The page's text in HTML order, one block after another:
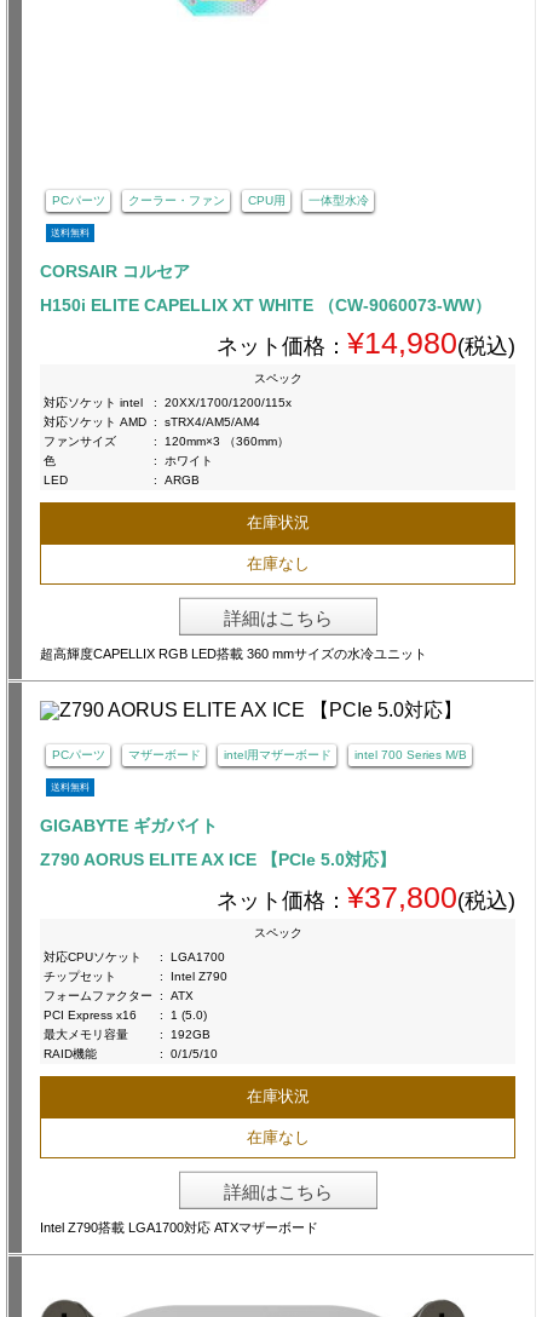
PCパーツ クーラー・ファン CPU用 一体型水冷
送料無料
CORSAIR コルセア
H150i ELITE CAPELLIX XT WHITE （CW-9060073-WW）
ネット価格： ¥14,980(税込)
スペック
対応ソケット intel
:
20XX/1700/1200/115x
対応ソケット AMD :
sTRX4/AM5/AM4
ファンサイズ
:
120mm×3 （360mm）
色
:
ホワイト
LED
: ARGB
在庫状況
在庫なし
詳細はこちら
超高輝度CAPELLIX RGB LED搭載 360 mmサイズの水冷ユニット
PCパーツ マザーボード intel用マザーボード intel 700 Series M/B
送料無料
GIGABYTE ギガバイト
Z790 AORUS ELITE AX ICE 【PCIe 5.0対応】
ネット価格： ¥37,800(税込)
スペック
対応CPUソケット
:
LGA1700
チップセット
:
Intel Z790
フォームファクター
:
ATX
PCI Express x16
:
1 (5.0)
最大メモリ容量
:
192GB
RAID機能
: 0/1/5/10
在庫状況
在庫なし
詳細はこちら
Intel Z790搭載 LGA1700対応 ATXマザーボード